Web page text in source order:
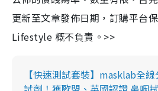
更新至文章發佈日期，訂購平台
Lifestyle 概不負責。>>
【快速測試套裝】masklab全